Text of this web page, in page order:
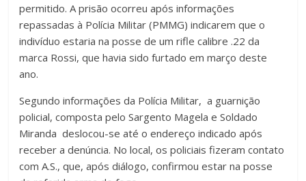
permitido. A prisão ocorreu após informações
repassadas à Polícia Militar (PMMG) indicarem que o
indivíduo estaria na posse de um rifle calibre .22 da
marca Rossi, que havia sido furtado em março deste
ano.
Segundo informações da Polícia Militar, a guarnição
policial, composta pelo Sargento Magela e Soldado
Miranda deslocou-se até o endereço indicado após
receber a denúncia. No local, os policiais fizeram contato
com A.S., que, após diálogo, confirmou estar na posse